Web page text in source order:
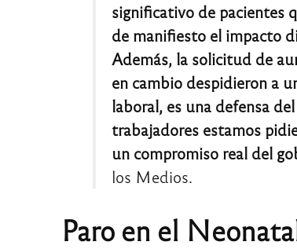
significativo de pacientes
de manifiesto el impacto
Además, la solicitud de
en cambio despidieron a
laboral, es una defensa
trabajadores estamos
un compromiso real del
los Medios.
Paro en el